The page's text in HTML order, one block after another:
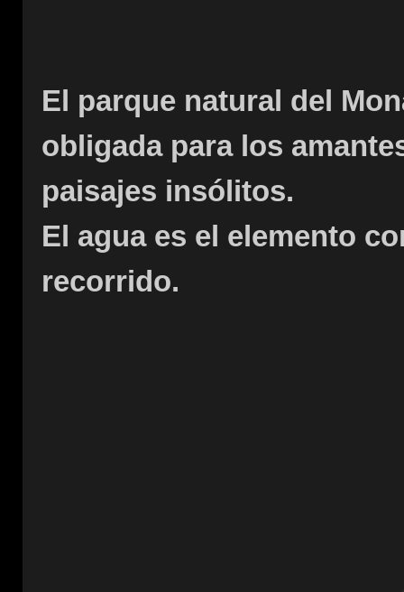
El parque natural del
obligada para los
paisajes insólitos.
El agua es el elemento
recorrido.